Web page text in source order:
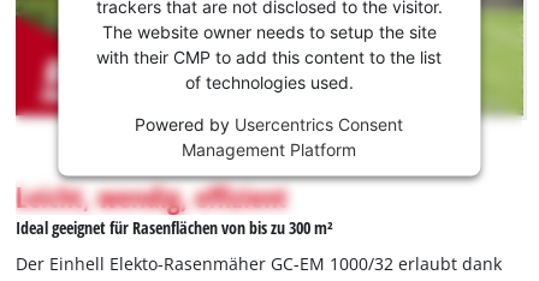
laden zu
können!
This
content
permitted
to
trackers that are not disclosed to the visitor.
The website owner needs to setup the site
with their CMP to add this content to the list
of technologies used.
Powered by Usercentrics Consent
Management Platform
Leicht, wendig, effizient
Ideal geeignet für Rasenflächen von bis zu 300 m²
Der Einhell Elekto-Rasenmäher GC-EM 1000/32 erlaubt dank